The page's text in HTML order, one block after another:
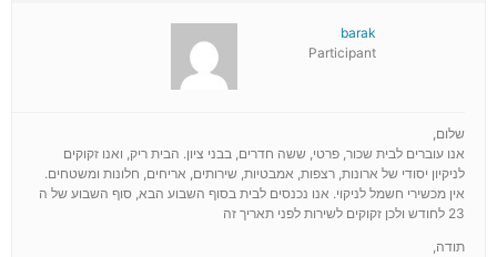
barak
Participant
שלום,
אנו עוברים לבית שכור, פרטי, ששה חדרים, בבני ציון. הבית ריק, ואנו זקוקים
לניקיון יסודי של ארונות, רצפות, אמבטיות, שירותים, אריחים, חלונות ומשטחים.
אין מכשירי חשמל לניקוי. אנו נכנסים לבית בסוף השבוע הבא, סוף השבוע של ה
23 לחודש ולכן זקוקים לשירות לפני תאריך זה
תודה,